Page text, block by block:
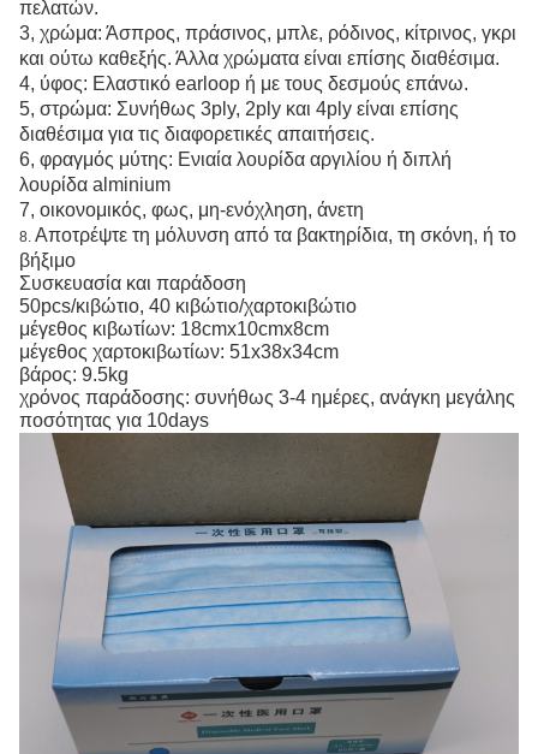
πελατών.
3, χρώμα: Άσπρος, πράσινος, μπλε, ρόδινος, κίτρινος, γκρι
και ούτω καθεξής. Άλλα χρώματα είναι επίσης διαθέσιμα.
4, ύφος: Ελαστικό earloop ή με τους δεσμούς επάνω.
5, στρώμα: Συνήθως 3ply, 2ply και 4ply είναι επίσης
διαθέσιμα για τις διαφορετικές απαιτήσεις.
6, φραγμός μύτης: Ενιαία λουρίδα αργιλίου ή διπλή
λουρίδα alminium
7, οικονομικός, φως, μη-ενόχληση, άνετη
8. Αποτρέψτε τη μόλυνση από τα βακτηρίδια, τη σκόνη, ή το
βήξιμο
Συσκευασία και παράδοση
50pcs/κιβώτιο, 40 κιβώτιο/χαρτοκιβώτιο
μέγεθος κιβωτίων: 18cmx10cmx8cm
μέγεθος χαρτοκιβωτίων: 51x38x34cm
βάρος: 9.5kg
χρόνος παράδοσης: συνήθως 3-4 ημέρες, ανάγκη μεγάλης
ποσότητας για 10days